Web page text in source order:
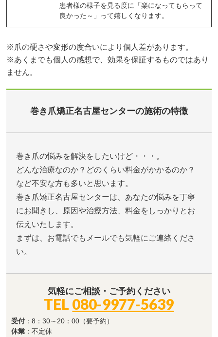
患者様の様子を見る度に「楽になってもらって
良かった～」って嬉しくなります。
※爪の硬さや変形の度合いにより個人差があります。
※あくまでも個人の感想で、効果を保証するものではあり
ません。
巻き爪矯正名古屋センターの施術の特徴
巻き爪の悩みを解決をしたいけど・・・。
どんな治療なのか？どのくらい料金がかかるのか？
など不安な方も多いと思います。
巻き爪矯正名古屋センターは、あなたの悩みを丁寧
にお聞きし、原因や治療方法、料金をしっかりとお
伝えいたします。
まずは、お電話でもメールでも気軽にご連絡くださ
い。
気軽にご相談・ご予約ください
TEL 080-9977-5639
受付 ：8：30～20：00（要予約）
休業 ：不定休